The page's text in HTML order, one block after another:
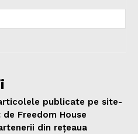
publicate pe site-
Freedom House
din rețeaua